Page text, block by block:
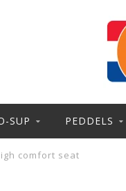
SUP PEDDELS
comfort seat